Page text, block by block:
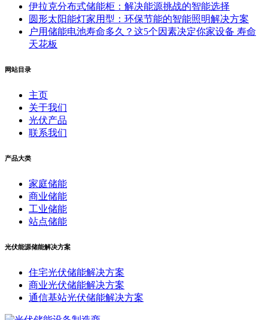
伊拉克分布式储能柜：解决能源挑战的智能选择
圆形太阳能灯家用型：环保节能的智能照明解决方案
户用储能电池寿命多久？这5个因素决定你家设备 寿命
天花板
网站目录
主页
关于我们
光伏产品
联系我们
产品大类
家庭储能
商业储能
工业储能
站点储能
光伏能源储能解决方案
住宅光伏储能解决方案
商业光伏储能解决方案
通信基站光伏储能解决方案